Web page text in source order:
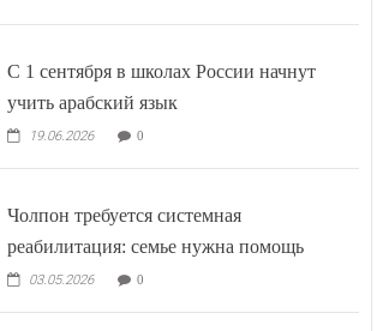
С 1 сентября в школах России начнут
учить арабский язык
19.06.2026 0
Чолпон требуется системная
реабилитация: семье нужна помощь
03.05.2026 0